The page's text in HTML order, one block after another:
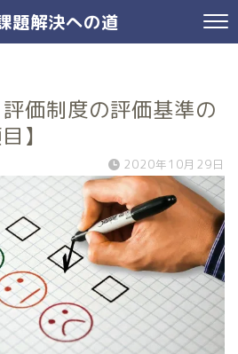
題解決への道
評価制度の評価基準の
】
2020年10月29日